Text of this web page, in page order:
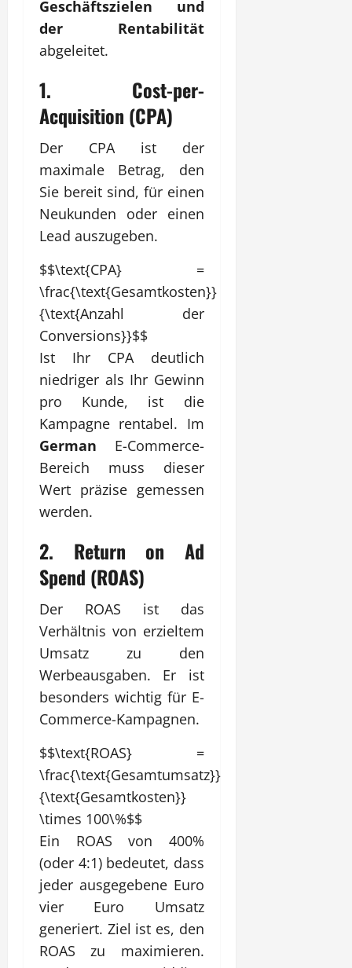
Geschäftszielen und
der Rentabilität
abgeleitet.
1. Cost-per-
Acquisition (CPA)
Der CPA ist der
maximale Betrag, den
Sie bereit sind, für einen
Neukunden oder einen
Lead auszugeben.
$$\text{CPA} =
\frac{\text{Gesamtkosten}}
{\text{Anzahl der
Conversions}}$$
Ist Ihr CPA deutlich
niedriger als Ihr Gewinn
pro Kunde, ist die
Kampagne rentabel. Im
German E-Commerce-
Bereich muss dieser
Wert präzise gemessen
werden.
2. Return on Ad
Spend (ROAS)
Der ROAS ist das
Verhältnis von erzieltem
Umsatz zu den
Werbeausgaben. Er ist
besonders wichtig für E-
Commerce-Kampagnen.
$$\text{ROAS} =
\frac{\text{Gesamtumsatz}}
{\text{Gesamtkosten}}
\times 100\%$$
Ein ROAS von 400%
(oder 4:1) bedeutet, dass
jeder ausgegebene Euro
vier Euro Umsatz
generiert. Ziel ist es, den
ROAS zu maximieren.